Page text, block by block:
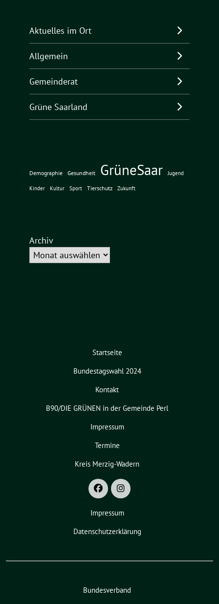
Aktuelles im Ort
Allgemein
Gemeinderat
Grüne Saarland
Demographie Gesundheit GrüneSaar Jugend
Kinder Kultur Sport Tierschutz Zukunft
Archiv
Startseite
Bundestagswahl 2024
Kontakt
B90/DIE GRÜNEN in der Gemeinde Perl
Impressum
Termine
Kreis Merzig-Wadern
Impressum
Datenschutzerklärung
Bundesverband